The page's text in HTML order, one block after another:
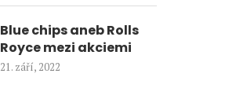
Blue chips aneb Rolls
Royce mezi akciemi
21. září, 2022